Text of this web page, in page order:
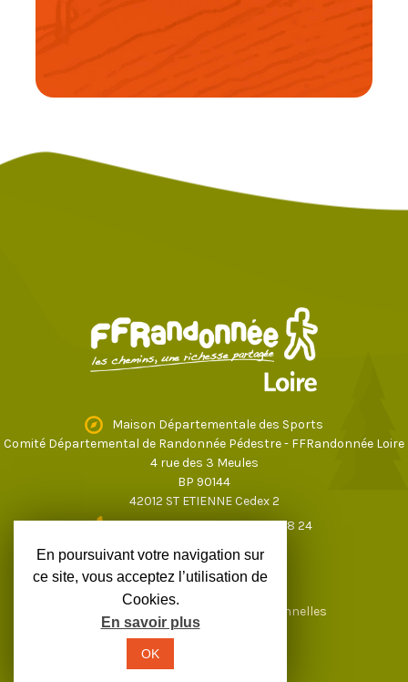
Maison Départementale des Sports
Comité Départemental de Randonnée Pédestre - FFRandonnée Loire
4 rue des 3 Meules
BP 90144
42012 ST ETIENNE Cedex 2
04 77 43 59 17ou04 77 37 28 24
loire@ffrandonnee.fr
Données personnelles
En poursuivant votre navigation sur
ce site, vous acceptez l’utilisation de
Cookies.
En savoir plus
OK